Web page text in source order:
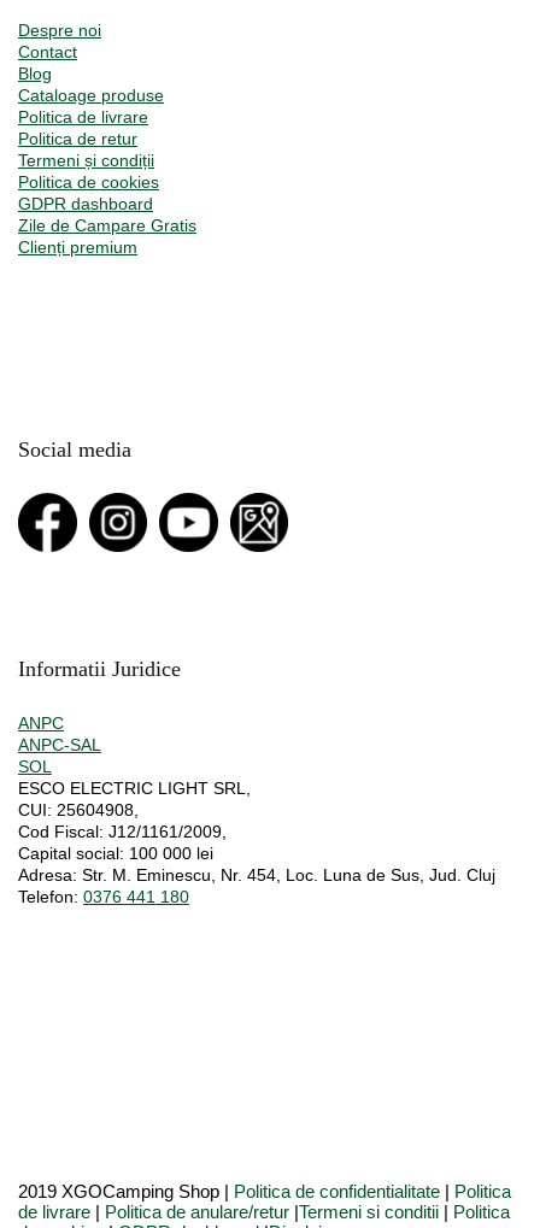
Despre noi
Contact
Blog
Cataloage produse
Politica de livrare
Politica de retur
Termeni și condiții
Politica de cookies
GDPR dashboard
Zile de Campare Gratis
Clienți premium
Social media
Informatii Juridice
ANPC
ANPC-SAL
SOL
ESCO ELECTRIC LIGHT SRL,
CUI: 25604908,
Cod Fiscal: J12/1161/2009,
Capital social: 100 000 lei
Adresa: Str. M. Eminescu, Nr. 454, Loc. Luna de Sus, Jud. Cluj
Telefon: 0376 441 180
2019 XGOCamping Shop | Politica de confidentialitate | Politica
de livrare | Politica de anulare/retur |Termeni si conditii | Politica